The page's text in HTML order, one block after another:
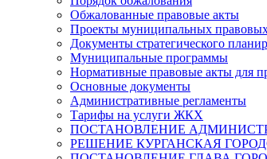
Обжалованные правовые акты
Проекты муниципальных
Документы стратегического
Муниципальные программы
Нормативные правовые акты для
Основные документы
Административные регламенты
Тарифы на услуги ЖКХ
ПОСТАНОВЛЕНИЕ
РЕШЕНИЕ КУРГАНСКАЯ